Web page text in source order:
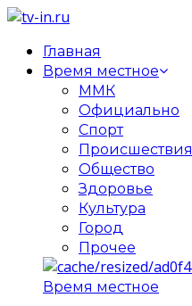
Главная
Время местное
ММК
Официально
Спорт
Происшествия
Общество
Здоровье
Культура
Город
Прочее
Время местное